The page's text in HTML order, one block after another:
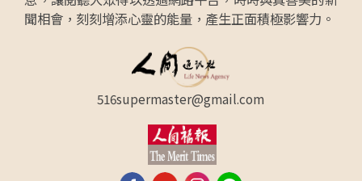
聞相會，刻刻增添心靈的能量，產生正面積極影響力。
516supermaster@gmail.com